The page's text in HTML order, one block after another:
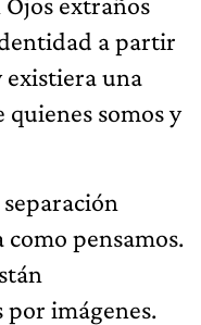
a partir
existiera una
somos y
pensamos.
imágenes.